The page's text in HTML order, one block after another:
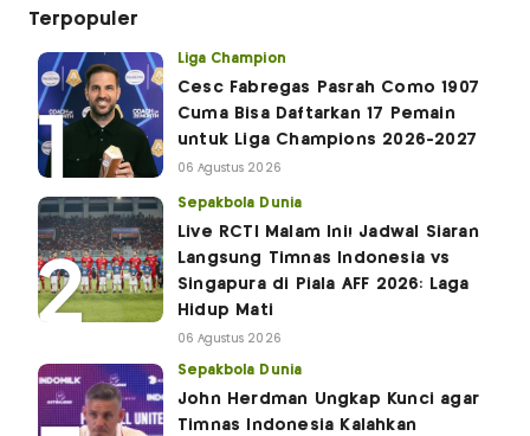
Terpopuler
Liga Champion
Cesc Fabregas Pasrah Como 1907
Cuma Bisa Daftarkan 17 Pemain
untuk Liga Champions 2026-2027
06 Agustus 2026
Sepakbola Dunia
Live RCTI Malam Ini! Jadwal Siaran
Langsung Timnas Indonesia vs
Singapura di Piala AFF 2026: Laga
Hidup Mati
06 Agustus 2026
Sepakbola Dunia
John Herdman Ungkap Kunci agar
Timnas Indonesia Kalahkan